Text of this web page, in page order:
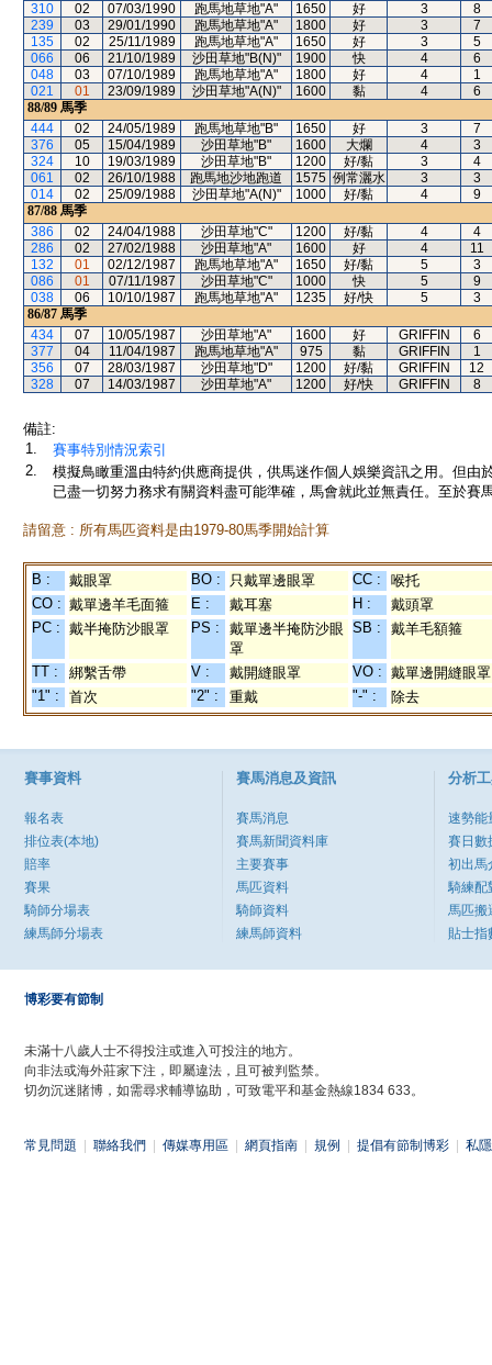
310
02 07/03/1990 跑馬地草地"A" 1650 好 3
8
239
03 29/01/1990 跑馬地草地"A" 1800 好 3
7
135
02 25/11/1989 跑馬地草地"A" 1650 好 3
5
066
06 21/10/1989 沙田草地"B(N)" 1900 快 4
6
048
03 07/10/1989 跑馬地草地"A" 1800 好 4
1
021
01 23/09/1989 沙田草地"A(N)" 1600 黏 4
6
88/89 馬季
444
02 24/05/1989 跑馬地草地"B" 1650 好 3
7
376
05 15/04/1989 沙田草地"B" 1600 大爛 4
3
324
10 19/03/1989 沙田草地"B" 1200 好/黏 3
4
061
02 26/10/1988 跑馬地沙地跑道 1575 例常灑水 3
3
014
02 25/09/1988 沙田草地"A(N)" 1000 好/黏 4
9
87/88 馬季
386
02 24/04/1988 沙田草地"C" 1200 好/黏 4
4
286
02 27/02/1988 沙田草地"A" 1600 好 4
11
132
01 02/12/1987 跑馬地草地"A" 1650 好/黏 5
3
086
01 07/11/1987 沙田草地"C" 1000 快 5
9
038
06 10/10/1987 跑馬地草地"A" 1235 好/快 5
3
86/87 馬季
434
07 10/05/1987 沙田草地"A" 1600 好 GRIFFIN
6
377
04 11/04/1987 跑馬地草地"A" 975 黏 GRIFFIN
1
356
07 28/03/1987 沙田草地"D" 1200 好/黏 GRIFFIN
12
328
07 14/03/1987 沙田草地"A" 1200 好/快 GRIFFIN 8
備註:
1.
賽事特別情況索引
2.
模擬鳥瞰重溫由特約供應商提供，供馬迷作個人娛樂資訊之用。但
已盡一切努力務求有關資料盡可能準確，馬會就此並無責任。至於賽
請留意 : 所有馬匹資料是由1979-80馬季開始計算
B : 戴眼罩 BO : 只戴單邊眼罩 CC :
喉托
CO : 戴單邊羊毛面箍 E : 戴耳塞 H :
戴頭罩
PC : 戴半掩防沙眼罩 PS :
戴單邊半掩防沙眼
罩
SB : 戴羊毛額箍
TT : 綁繫舌帶 V : 戴開縫眼罩 VO : 戴單邊開縫眼罩
"1" :
首次 "2" : 重戴 "-" : 除去
賽事資料
報名表
排位表(本地)
賠率
賽果
騎師分場表
練馬師分場表
賽馬消息及資訊
賽馬消息
賽馬新聞資料庫
主要賽事
馬匹資料
騎師資料
練馬師資料
分析
速勢能
賽日數
初出馬
騎練配
馬匹搬
貼士指
博彩要有節制
未滿十八歲人士不得投注或進入可投注的地方。
向非法或海外莊家下注，即屬違法，且可被判監禁。
切勿沉迷賭博，如需尋求輔導協助，可致電平和基金熱線1834 633。
常見問題 聯絡我們 傳媒專用區 網頁指南 規例 提倡有節制博彩 私